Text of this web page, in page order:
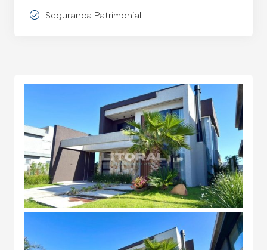
Seguranca Patrimonial